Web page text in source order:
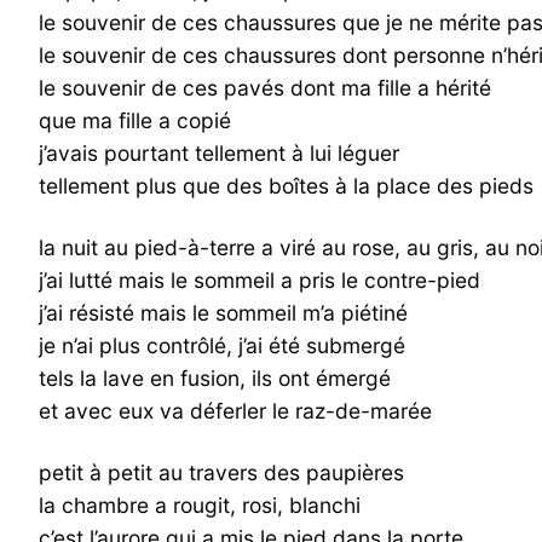
le souvenir de ces chaussures que je ne mérite pas
le souvenir de ces chaussures dont personne
le souvenir de ces pavés dont ma fille a hérité
que ma fille a copié
j’avais pourtant tellement à lui léguer
tellement plus que des boîtes à la place des pieds
la nuit au pied-à-terre a viré au rose, au gris, au
j’ai lutté mais le sommeil a pris le contre-pied
j’ai résisté mais le sommeil m’a piétiné
je n’ai plus contrôlé, j’ai été submergé
tels la lave en fusion, ils ont émergé
et avec eux va déferler le raz-de-marée
petit à petit au travers des paupières
la chambre a rougit, rosi, blanchi